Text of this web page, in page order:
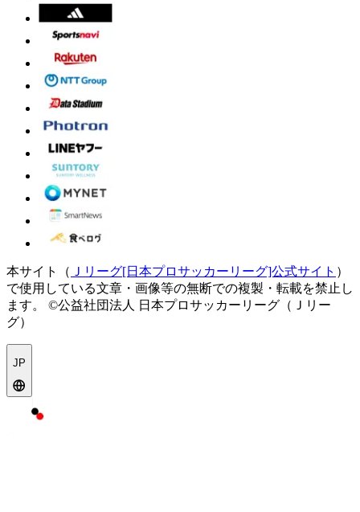
本サイト（ Ｊリーグ[日本プロサッカーリーグ]公式サイト ）
で使用している文章・画像等の無断での複製・転載を禁止し
ます。
©公益社団法人 日本プロサッカーリーグ（Ｊリー
グ）
JP